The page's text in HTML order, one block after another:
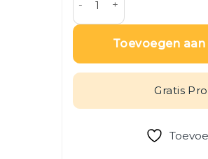
Toevoegen
Gratis